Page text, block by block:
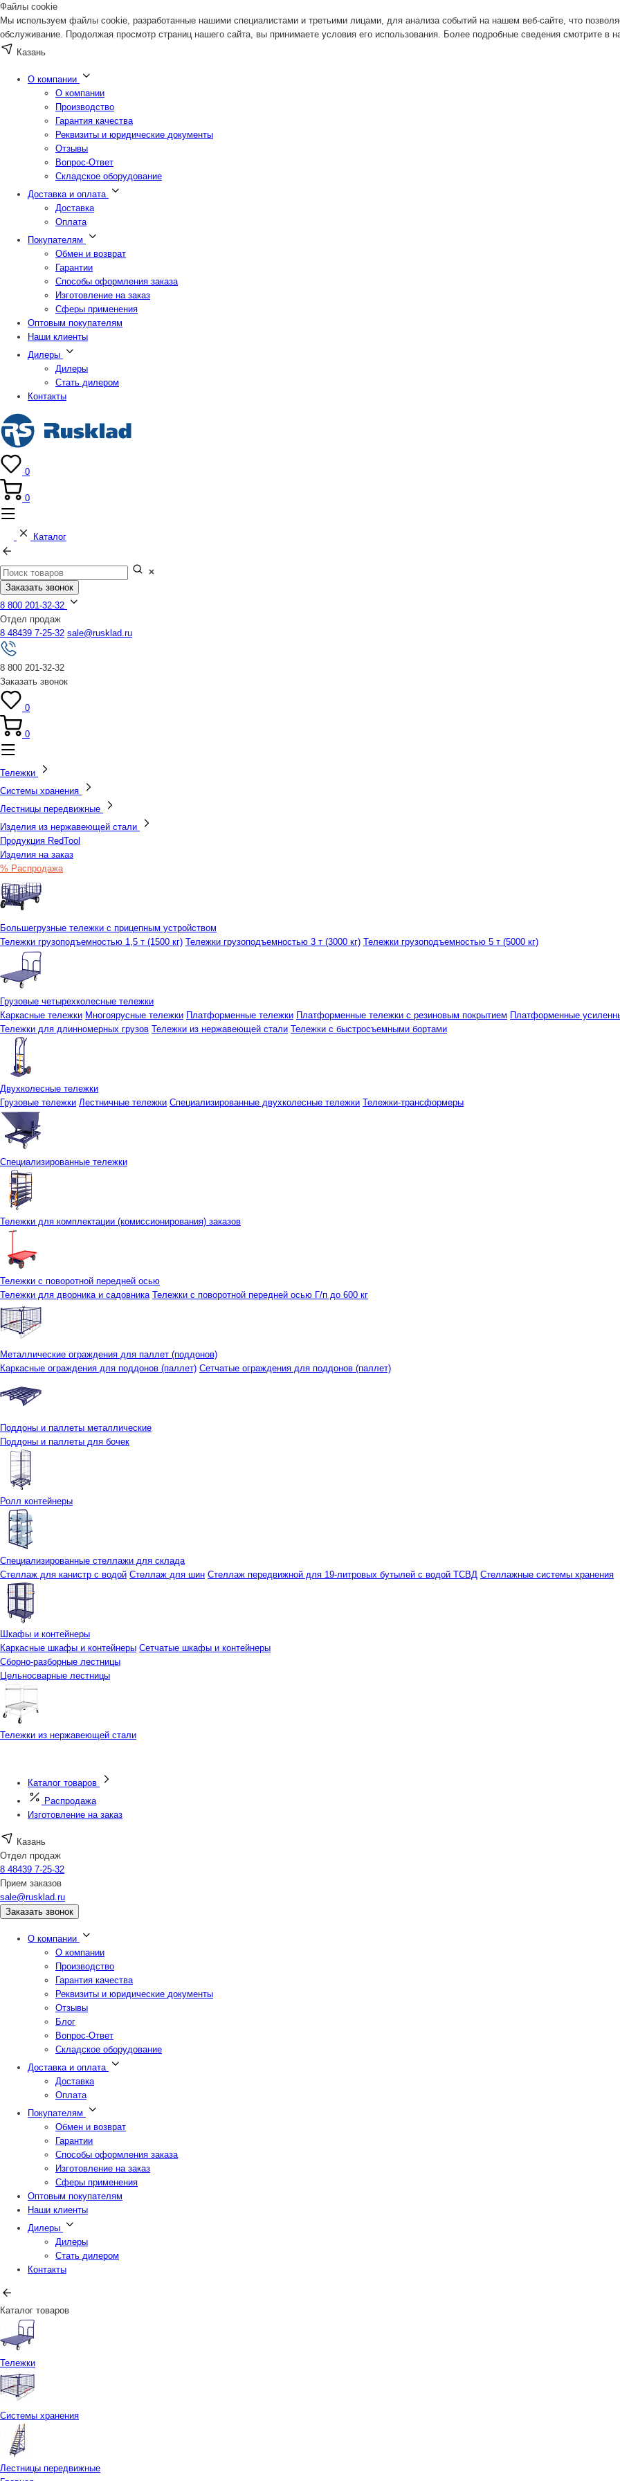
Файлы cookie
Мы используем файлы cookie, разработанные нашими специалистами и третьими лицами, для анализа событий на нашем веб-сайте, что
обслуживание. Продолжая просмотр страниц нашего сайта, вы принимаете условия его использования. Более подробные сведения смотрите в
Казань
О компании
О компании
Производство
Гарантия качества
Реквизиты и юридические документы
Отзывы
Вопрос-Ответ
Складское оборудование
Доставка и оплата
Доставка
Оплата
Покупателям
Обмен и возврат
Гарантии
Способы оформления заказа
Изготовление на заказ
Сферы применения
Оптовым покупателям
Наши клиенты
Дилеры
Дилеры
Стать дилером
Контакты
0
0
Каталог
Заказать звонок
8 800 201-32-32
Отдел продаж
8 48439 7-25-32 sale@rusklad.ru
8 800 201-32-32
Заказать звонок
0
0
Тележки
Системы хранения
Лестницы передвижные
Изделия из нержавеющей стали
Продукция RedTool
Изделия на заказ
% Распродажа
Большегрузные тележки с прицепным устройством
Тележки грузоподъемностью 1,5 т (1500 кг) Тележки грузоподъемностью 3 т (3000 кг) Тележки грузоподъемностью 5 т (5000 кг)
Грузовые четырехколесные тележки
Каркасные тележки Многоярусные тележки Платформенные тележки Платформенные тележки с резиновым покрытием Платформенные
Тележки для длинномерных грузов Тележки из нержавеющей стали Тележки с быстросъемными бортами
Двухколесные тележки
Грузовые тележки Лестничные тележки Специализированные двухколесные тележки Тележки-трансформеры
Специализированные тележки
Тележки для комплектации (комиссионирования) заказов
Тележки с поворотной передней осью
Тележки для дворника и садовника Тележки с поворотной передней осью Г/п до 600 кг
Металлические ограждения для паллет (поддонов)
Каркасные ограждения для поддонов (паллет) Сетчатые ограждения для поддонов (паллет)
Поддоны и паллеты металлические
Поддоны и паллеты для бочек
Ролл контейнеры
Специализированные стеллажи для склада
Стеллаж для канистр с водой Стеллаж для шин Стеллаж передвижной для 19-литровых бутылей с водой ТСВД Стеллажные системы хранения
Шкафы и контейнеры
Каркасные шкафы и контейнеры Сетчатые шкафы и контейнеры
Сборно-разборные лестницы
Цельносварные лестницы
Тележки из нержавеющей стали
Каталог товаров
Распродажа
Изготовление на заказ
Казань
Отдел продаж
8 48439 7-25-32
Прием заказов
sale@rusklad.ru
Заказать звонок
О компании
О компании
Производство
Гарантия качества
Реквизиты и юридические документы
Отзывы
Блог
Вопрос-Ответ
Складское оборудование
Доставка и оплата
Доставка
Оплата
Покупателям
Обмен и возврат
Гарантии
Способы оформления заказа
Изготовление на заказ
Сферы применения
Оптовым покупателям
Наши клиенты
Дилеры
Дилеры
Стать дилером
Контакты
Каталог товаров
Тележки
Системы хранения
Лестницы передвижные